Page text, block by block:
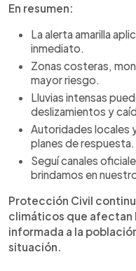
En resumen:
La alerta amarilla
inmediato.
Zonas costeras,
mayor riesgo.
Lluvias intensas
deslizamientos y
Autoridades locales
planes de respuesta.
Seguí canales
brindamos en
Protección Civil
climáticos que afectan
informada a la
situación.